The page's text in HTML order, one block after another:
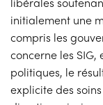
initialement une
compris les
concerne les
politiques, le
explicite des